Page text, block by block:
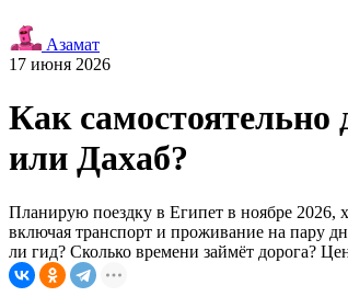
Азамат
17 июня 2026
Как
или Дахаб?
Планирую поездку в Египет в ноябре 2026,
включая транспорт и проживание на пару
ли гид? Сколько времени займёт дорога?